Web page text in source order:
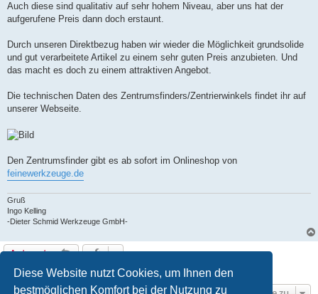
Diese Website nutzt Cookies, um Ihnen den
bestmöglichen Komfort bei der Nutzung zu
Auch diese sind qualitativ auf sehr hohem Niveau, aber uns hat der
aufgerufene Preis dann doch erstaunt.
Durch unseren Direktbezug haben wir wieder die Möglichkeit grundsolide
und gut verarbeitete Artikel zu einem sehr guten Preis anzubieten. Und
das macht es doch zu einem attraktiven Angebot.
Die technischen Daten des Zentrumsfinders/Zentrierwinkels findet ihr auf
unserer Webseite.
Den Zentrumsfinder gibt es ab sofort im Onlineshop von
feinewerkzeuge.de
Gruß
Ingo Kelling
-Dieter Schmid Werkzeuge GmbH-
Antworten
1 Beitrag • Seite1von1